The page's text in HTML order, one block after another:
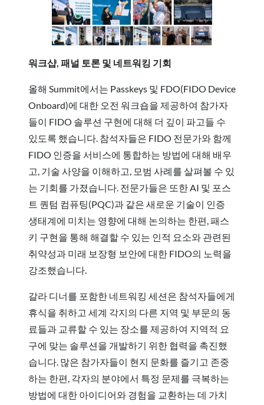
워크샵, 패널 토론 및 네트워킹 기회
올해 Summit에서는 Passkeys 및 FDO(FIDO Device
Onboard)에 대한 오전 워크숍을 제공하여 참가자
들이 FIDO 솔루션 구현에 대해 더 깊이 파고들 수
있도록 했습니다. 참석자들은 FIDO 전문가와 함께
FIDO 인증을 서비스에 통합하는 방법에 대해 배우
고, 기술 사양을 이해하고, 모범 사례를 살펴볼 수 있
는 기회를 가졌습니다. 전문가들은 또한 AI 및 포스
트 퀀텀 컴퓨팅(PQC)과 같은 새로운 기술이 인증
생태계에 미치는 영향에 대해 논의하는 한편, 패스
키 구현을 통해 해결할 수 있는 인적 요소와 관련된
취약성과 미래 보장형 보안에 대한 FIDO의 노력을
강조했습니다.
갈라 디너를 포함한 네트워킹 세션은 참석자들에게
휴식을 취하고 세계 각지의 다른 지역 및 부문의 동
료들과 교류할 수 있는 장소를 제공하여 지역적 요
구에 맞는 솔루션을 개발하기 위한 협력을 촉진했
습니다. 많은 참가자들이 현지 문화를 즐기고 존중
하는 한편, 각자의 분야에서 특정 문제를 극복하는
방법에 대한 아이디어와 경험을 교환하는 데 가치